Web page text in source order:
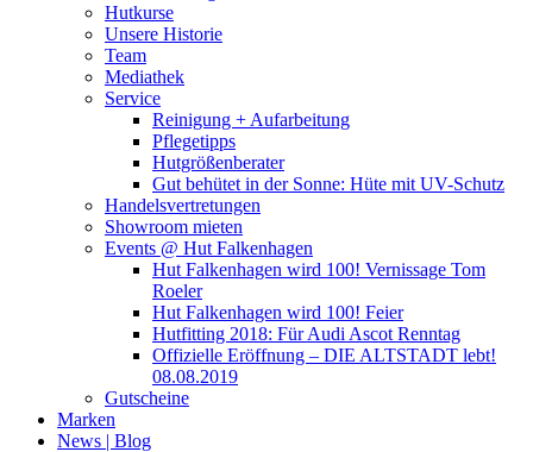
Hutkurse
Unsere Historie
Team
Mediathek
Service
Reinigung + Aufarbeitung
Pflegetipps
Hutgrößenberater
Gut behütet in der Sonne: Hüte mit UV-Schutz
Handelsvertretungen
Showroom mieten
Events @ Hut Falkenhagen
Hut Falkenhagen wird 100! Vernissage Tom
Roeler
Hut Falkenhagen wird 100! Feier
Hutfitting 2018: Für Audi Ascot Renntag
Offizielle Eröffnung – DIE ALTSTADT lebt!
08.08.2019
Gutscheine
Marken
News | Blog